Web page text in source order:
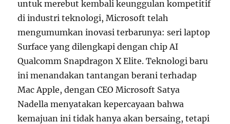
untuk merebut kembali keunggulan kompetitif
di industri teknologi, Microsoft telah
mengumumkan inovasi terbarunya: seri laptop
Surface yang dilengkapi dengan chip AI
Qualcomm Snapdragon X Elite. Teknologi baru
ini menandakan tantangan berani terhadap
Mac Apple, dengan CEO Microsoft Satya
Nadella menyatakan kepercayaan bahwa
kemajuan ini tidak hanya akan bersaing, tetapi